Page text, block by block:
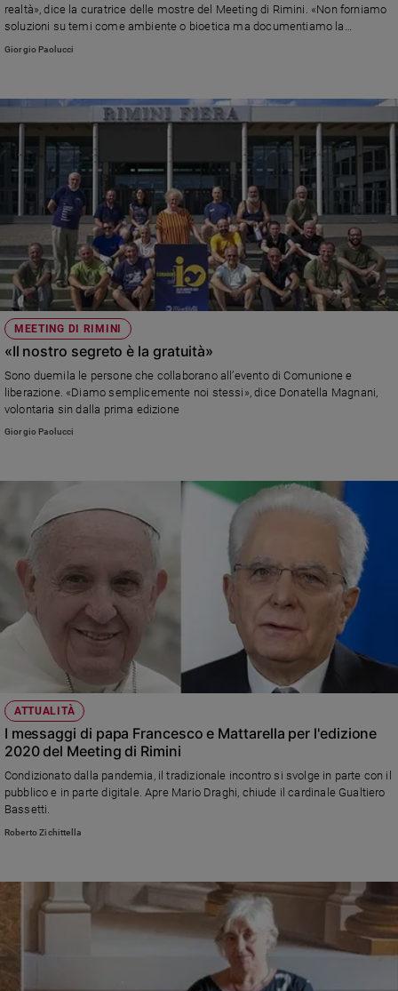
realtà», dice la curatrice delle mostre del Meeting di Rimini. «Non forniamo
soluzioni su temi come ambiente o bioetica ma documentiamo la
passione per l’umano»
Giorgio Paolucci
MEETING DI RIMINI
«Il nostro segreto è la gratuità»
Sono duemila le persone che collaborano all’evento di Comunione e
liberazione. «Diamo semplicemente noi stessi», dice Donatella Magnani,
volontaria sin dalla prima edizione
Giorgio Paolucci
ATTUALITÀ
I messaggi di papa Francesco e Mattarella per l'edizione
2020 del Meeting di Rimini
Condizionato dalla pandemia, il tradizionale incontro si svolge in parte con il
pubblico e in parte digitale. Apre Mario Draghi, chiude il cardinale Gualtiero
Bassetti.
Roberto Zichittella